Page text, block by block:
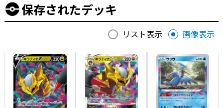
保存されたデッキ
リスト表示 画像表示